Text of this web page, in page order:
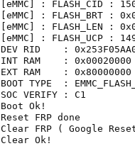
[eMMC] : FLASH_CID :
[eMMC] : FLASH_BRT :
[eMMC] : FLASH_LEN :
[eMMC] : FLASH_UCP :
DEV RID    :
INT RAM    : 0x00020000
EXT RAM    :
BOOT TYPE  :
SOC VERIFY : C1
Boot Ok!
Reset FRP done
Clear FRP ( Google
Clear Ok!